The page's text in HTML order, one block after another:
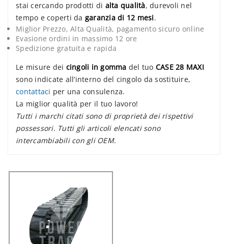
stai cercando prodotti di alta qualità, durevoli nel
tempo e coperti da garanzia di 12 mesi.
Miglior Prezzo, Alta Qualità, pagamento sicuro online
Evasione ordini in massimo 12 ore
Spedizione gratuita e rapida
Le misure dei cingoli in gomma del tuo CASE 28 MAXI
sono indicate all’interno del cingolo da sostituire,
contattaci per una consulenza.
La miglior qualità per il tuo lavoro!
Tutti i marchi citati sono di proprietà dei rispettivi
possessori. Tutti gli articoli elencati sono
intercambiabili con gli OEM.